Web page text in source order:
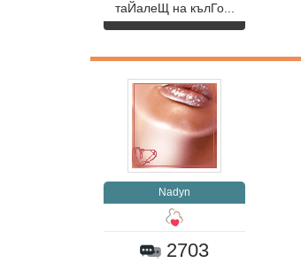
таЙалеЩ на кълГо...
Nadyn
2703